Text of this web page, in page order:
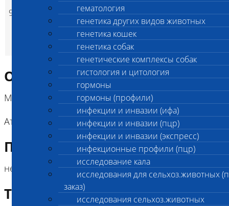
гематология
генетика других видов животных
генетика кошек
генетика собак
генетические комплексы собак
гистология и цитология
гормоны
гормоны (профили)
инфекции и инвазии (ифа)
инфекции и инвазии (пцр)
инфекции и инвазии (экспресс)
инфекционные профили (пцр)
исследование кала
исследования для сельхоз.животных
заказ)
исследования сельхоз.животных
954
аллюминия, кадмия,
лития, мышьяка,
ртути, свинца (6
показ)
6 500p (Время исполнения
Описание исследования
Метод:
Атомно-абсорбционная спектроскопия (ААС)
Подготовка к исследованию
нет специальных требований
Требование к биоматериалу